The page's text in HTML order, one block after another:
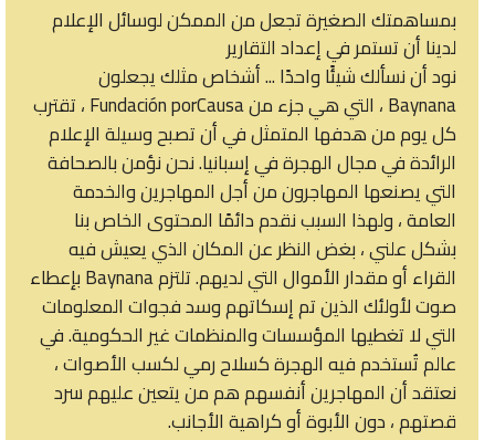
بمساهمتك الصغيرة تجعل من الممكن لوسائل الإعلام
لدينا أن تستمر في إعداد التقارير
نود أن نسألك شيئًا واحدًا ... أشخاص مثلك يجعلون
Baynana ، التي هي جزء من Fundación porCausa ، تقترب
كل يوم من هدفها المتمثل في أن تصبح وسيلة الإعلام
الرائدة في مجال الهجرة في إسبانيا. نحن نؤمن بالصحافة
التي يصنعها المهاجرون من أجل المهاجرين والخدمة
العامة ، ولهذا السبب نقدم دائمًا المحتوى الخاص بنا
بشكل علني ، بغض النظر عن المكان الذي يعيش فيه
القراء أو مقدار الأموال التي لديهم. تلتزم Baynana بإعطاء
صوت لأولئك الذين تم إسكاتهم وسد فجوات المعلومات
التي لا تغطيها المؤسسات والمنظمات غير الحكومية. في
عالم تُستخدم فيه الهجرة كسلاح رمي لكسب الأصوات ،
نعتقد أن المهاجرين أنفسهم هم من يتعين عليهم سرد
قصتهم ، دون الأبوة أو كراهية الأجانب.